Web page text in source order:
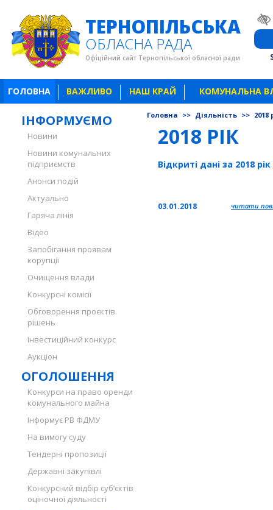
ТЕРНОПІЛЬСЬКА
ОБЛАСНА РАДА
Офіційний сайт Тернопільської обласної ради
ГОЛОВНА ВАЖЛИВО НАШ КРАЙ КОМУНАЛЬНА
ІНФОРМУЄМО
Новини
Новини комунальних
підприємств
Анонси подій
Актуально
Гаряча лінія
Відео
Запобігання проявам
корупції
Очищення влади
Конкурсні комісії
Обговорення проєктів
рішень
Інвестиційний конкурс
Аукціон
ОГОЛОШЕННЯ
Конкурси на право оренди
комунального майна
Інформує РВ ФДМУ
На вимогу суду
Тендерні пропозиції
Державні закупівлі
Конкурсний відбір суб’єктів
оціночної діяльності
Головна >> Діяльність >> 2018
2018 РІК
Відкриті дані за 2018 рік
03.01.2018 читати